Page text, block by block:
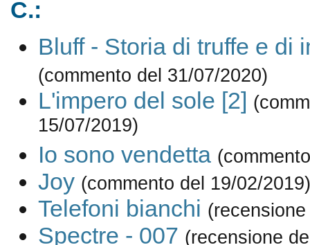
C.:
Bluff - Storia di truffe e di
(commento del 31/07/2020)
L'impero del sole [2]
15/07/2019)
Io sono vendetta
Joy (commento del 19/02/2019)
Telefoni bianchi
Spectre - 007 (recensione